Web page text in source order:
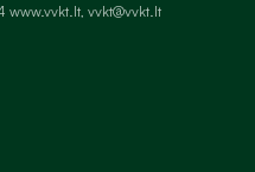
www.vvkt.lt, vvkt@vvkt.lt